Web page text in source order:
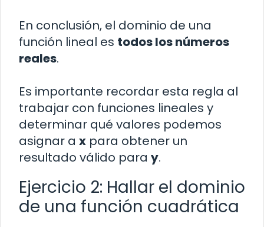
En conclusión, el dominio de una
función lineal es todos los números
reales.
Es importante recordar esta regla al
trabajar con funciones lineales y
determinar qué valores podemos
asignar a x para obtener un
resultado válido para y.
Ejercicio 2: Hallar el dominio
de una función cuadrática